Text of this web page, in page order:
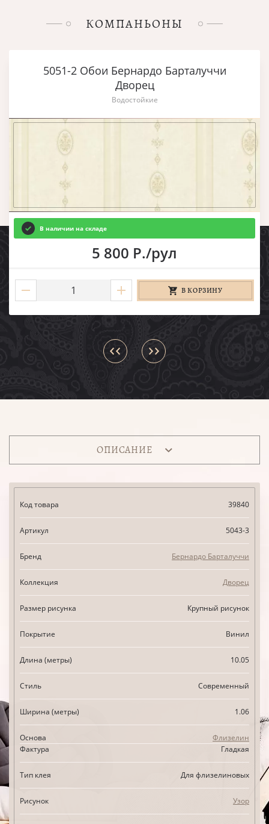
КОМПАНЬОНЫ
5051-2 Обои Бернардо Барталуччи
Дворец
Водостойкие
В наличии на складе
5 800 Р./рул
В КОРЗИНУ
ОПИСАНИЕ
Код товара 39840
Артикул 5043-3
Бренд Бернардо Барталуччи
Коллекция Дворец
Размер рисунка Крупный рисунок
Покрытие Винил
Длина (метры) 10.05
Стиль Современный
Ширина (метры) 1.06
Основа
Флизелин
Фактура
Гладкая
Тип клея Для флизелиновых
Рисунок Узор